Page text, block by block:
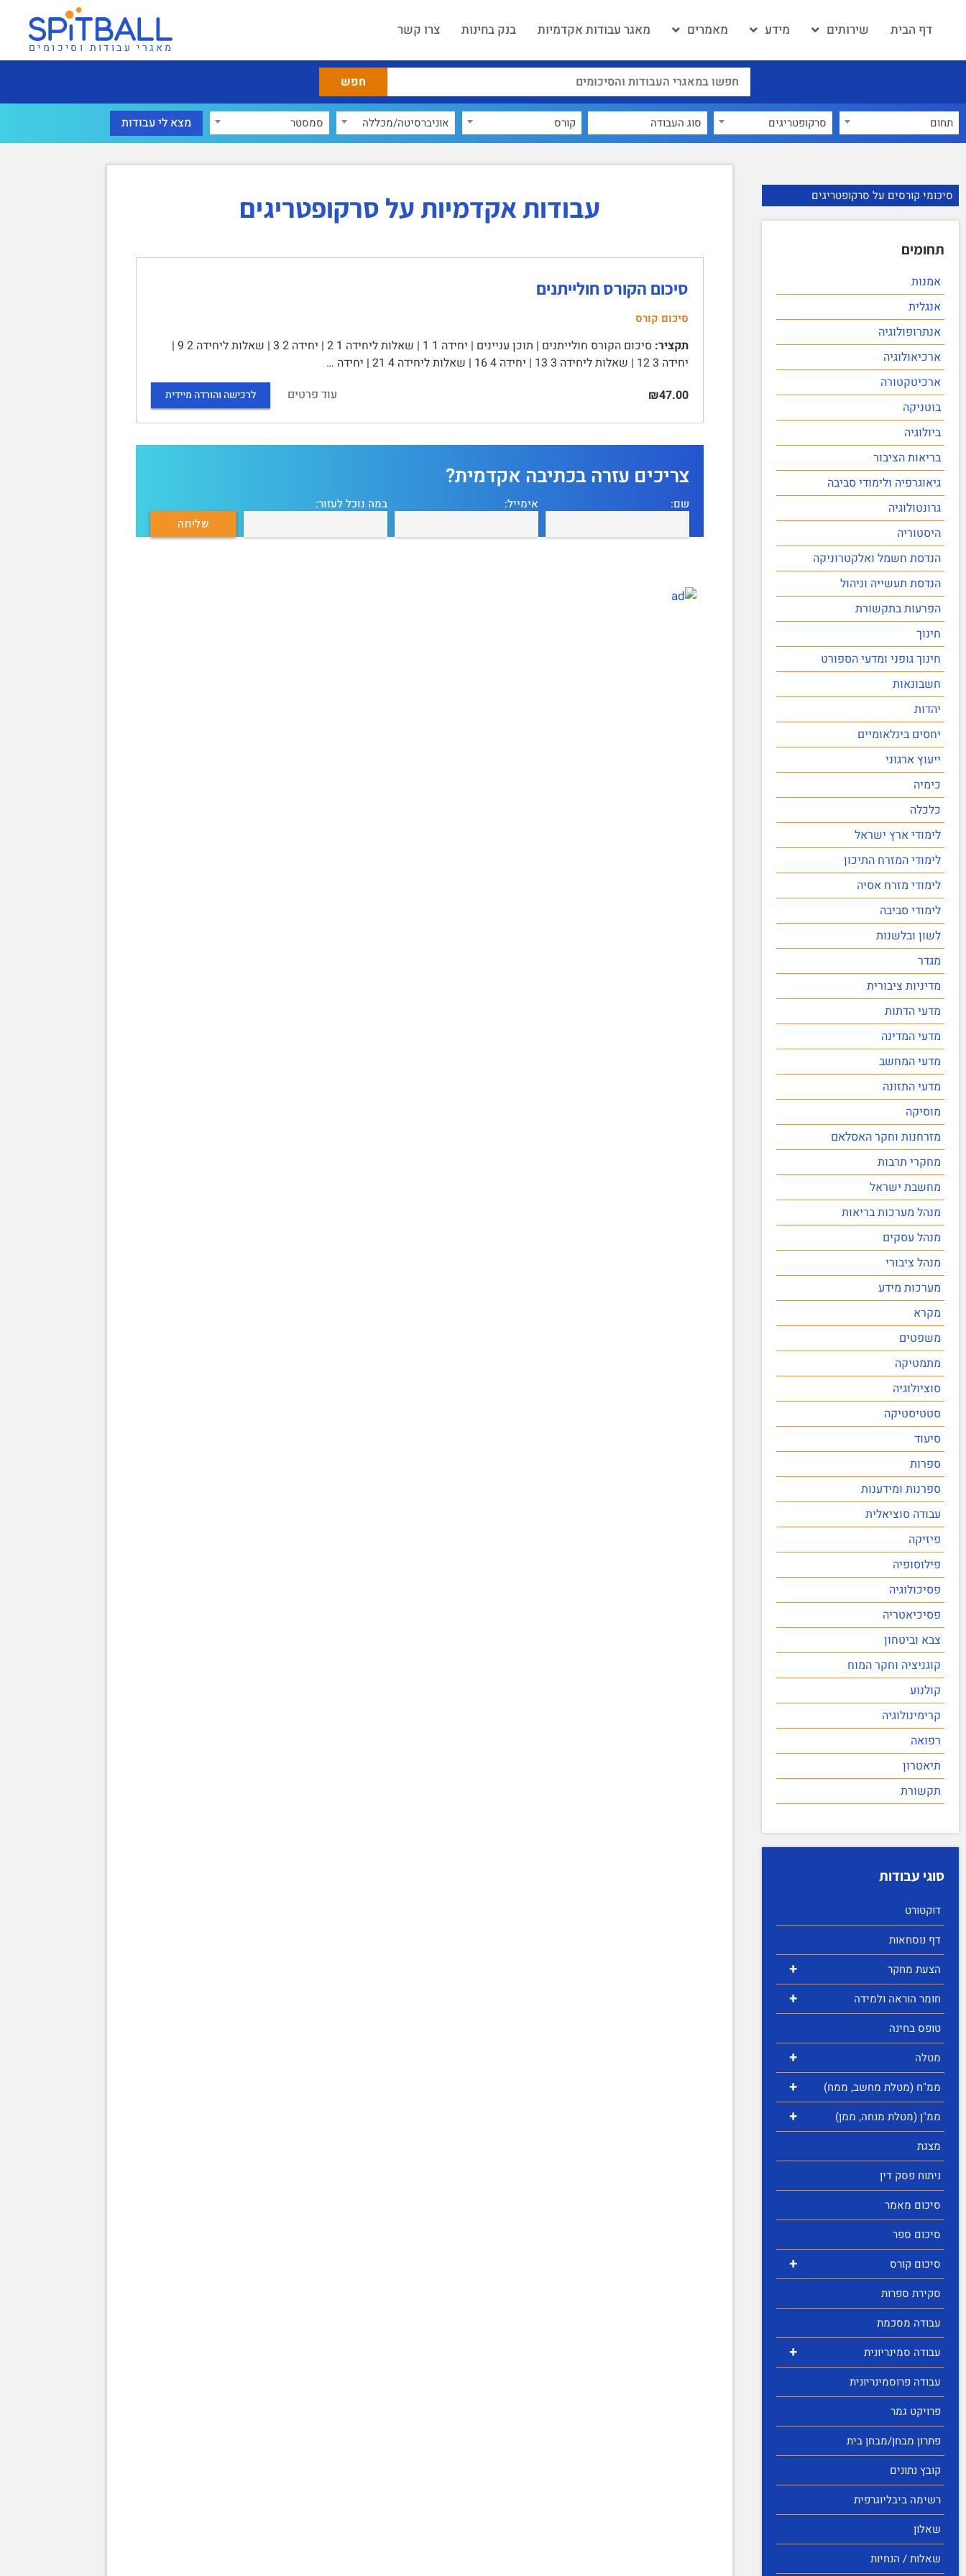
דף הבית שירותים מידע מאמרים מאגר עבודות אקדמיות בנק בחינות צרו קשר
מאגרי עבודות וסיכומים
תחום סרקופטריגים קורס אוניברסיטה/מכללה סמסטר
סיכומי קורסים על סרקופטריגים
תחומים
אמנות
אנגלית
אנתרופולוגיה
ארכיאולוגיה
ארכיטקטורה
בוטניקה
ביולוגיה
בריאות הציבור
גיאוגרפיה ולימודי סביבה
גרונטולוגיה
היסטוריה
הנדסת חשמל ואלקטרוניקה
הנדסת תעשייה וניהול
הפרעות בתקשורת
חינוך
חינוך גופני ומדעי הספורט
חשבונאות
יהדות
יחסים בינלאומיים
ייעוץ ארגוני
כימיה
כלכלה
לימודי ארץ ישראל
לימודי המזרח התיכון
לימודי מזרח אסיה
לימודי סביבה
לשון ובלשנות
מגדר
מדיניות ציבורית
מדעי הדתות
מדעי המדינה
מדעי המחשב
מדעי התזונה
מוסיקה
מזרחנות וחקר האסלאם
מחקרי תרבות
מחשבת ישראל
מנהל מערכות בריאות
מנהל עסקים
מנהל ציבורי
מערכות מידע
מקרא
משפטים
מתמטיקה
סוציולוגיה
סטטיסטיקה
סיעוד
ספרות
ספרנות ומידענות
עבודה סוציאלית
פיזיקה
פילוסופיה
פסיכולוגיה
פסיכיאטריה
צבא וביטחון
קוגניציה וחקר המוח
קולנוע
קרימינולוגיה
רפואה
תיאטרון
תקשורת
סוגי עבודות
דוקטורט
דף נוסחאות
+ הצעת מחקר
+
חומר הוראה ולמידה
טופס בחינה
+ מטלה
+ ממ"ח (מטלת מחשב, ממח)
+
ממ"ן (מטלת מנחה, ממן)
מצגת
ניתוח פסק דין
סיכום מאמר
סיכום ספר
+
סיכום קורס
סקירת ספרות
עבודה מסכמת
+
עבודה סמינריונית
עבודה פרוסמינריונית
פרויקט גמר
פתרון מבחן/מבחן בית
קובץ נתונים
רשימה ביבליוגרפית
שאלון
שאלות / הנחיות
עבודות אקדמיות על סרקופטריגים
סיכום הקורס חולייתנים
סיכום קורס
תקציר:
סיכום הקורס חולייתנים | תוכן עניינים | יחידה 1 1 | שאלות ליחידה 1 2 | יחידה 2 3 | שאלות ליחידה 2 9 |
יחידה 3 12 | שאלות ליחידה 3 13 | יחידה 4 16 | שאלות ליחידה 4 21 | יחידה …
₪47.00
עוד פרטים לרכישה והורדה מיידית
צריכים עזרה בכתיבה אקדמית?
שם: אימייל: במה נוכל לעזור: